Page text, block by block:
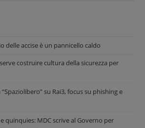
delle accise è un pannicello caldo
costruire cultura della sicurezza per
su Rai3, focus su phishing e
quinquies: MDC scrive al Governo per